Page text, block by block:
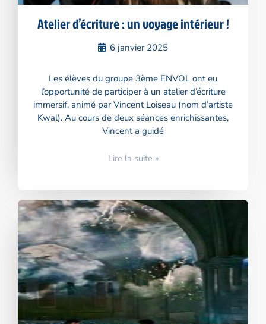
Atelier d’écriture : un voyage intérieur !
6 janvier 2025
Les élèves du groupe 3ème ENVOL ont eu
l’opportunité de participer à un atelier d’écriture
immersif, animé par Vincent Loiseau (nom d’artiste
Kwal). Au cours de deux séances enrichissantes,
Vincent a guidé
Lire la suite »